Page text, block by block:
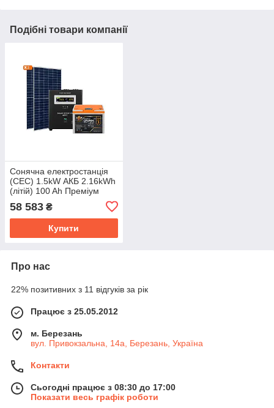
Подібні товари компанії
Сонячна електростанція
(СЕС) 1.5kW АКБ 2.16kWh
(літій) 100 Ah Преміум
58 583 ₴
Купити
Про нас
22% позитивних з 11 відгуків за рік
Працює з 25.05.2012
м. Березань
вул. Привокзальна, 14а, Березань, Україна
Контакти
Сьогодні працює з 08:30 до 17:00
Показати весь графік роботи